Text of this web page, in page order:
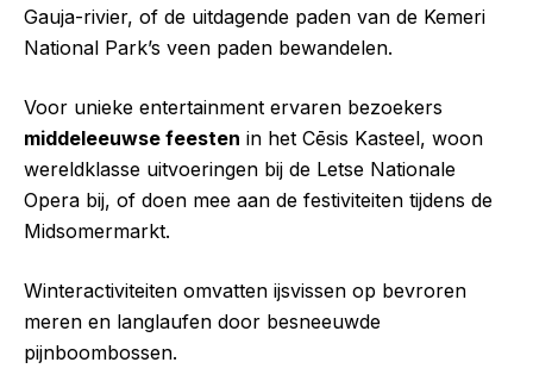
Gauja-rivier, of de uitdagende paden van de Kemeri
National Park’s veen paden bewandelen.
Voor unieke entertainment ervaren bezoekers
middeleeuwse feesten in het Cēsis Kasteel, woon
wereldklasse uitvoeringen bij de Letse Nationale
Opera bij, of doen mee aan de festiviteiten tijdens de
Midsomermarkt.
Winteractiviteiten omvatten ijsvissen op bevroren
meren en langlaufen door besneeuwde
pijnboombossen.